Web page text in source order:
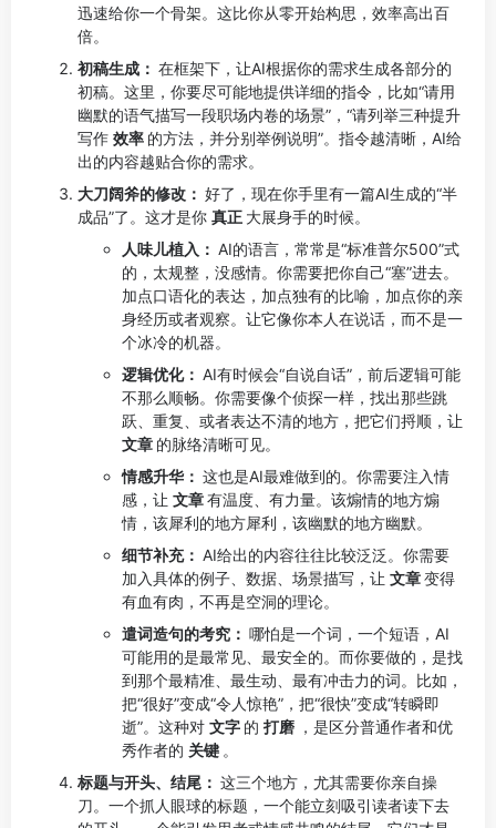
迅速给你一个骨架。这比你从零开始构思，效率高出百
倍。
初稿生成： 在框架下，让AI根据你的需求生成各部分的
初稿。这里，你要尽可能地提供详细的指令，比如“请用
幽默的语气描写一段职场内卷的场景”，“请列举三种提升
写作 效率 的方法，并分别举例说明”。指令越清晰，AI给
出的内容越贴合你的需求。
大刀阔斧的修改： 好了，现在你手里有一篇AI生成的“半
成品”了。这才是你 真正 大展身手的时候。
人味儿植入： AI的语言，常常是“标准普尔500”式
的，太规整，没感情。你需要把你自己“塞”进去。
加点口语化的表达，加点独有的比喻，加点你的亲
身经历或者观察。让它像你本人在说话，而不是一
个冰冷的机器。
逻辑优化： AI有时候会“自说自话”，前后逻辑可能
不那么顺畅。你需要像个侦探一样，找出那些跳
跃、重复、或者表达不清的地方，把它们捋顺，让
文章 的脉络清晰可见。
情感升华： 这也是AI最难做到的。你需要注入情
感，让 文章有温度、有力量。该煽情的地方煽
情，该犀利的地方犀利，该幽默的地方幽默。
细节补充： AI给出的内容往往比较泛泛。你需要
加入具体的例子、数据、场景描写，让 文章变得
有血有肉，不再是空洞的理论。
遣词造句的考究： 哪怕是一个词，一个短语，AI
可能用的是最常见、最安全的。而你要做的，是找
到那个最精准、最生动、最有冲击力的词。比如，
把“很好”变成“令人惊艳”，把“很快”变成“转瞬即
逝”。这种对 文字 的 打磨 ，是区分普通作者和优
秀作者的 关键 。
标题与开头、结尾： 这三个地方，尤其需要你亲自操
刀。一个抓人眼球的标题，一个能立刻吸引读者读下去